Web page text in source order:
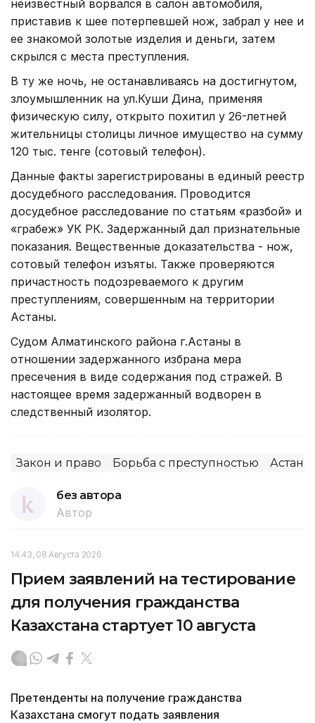
неизвестный ворвался в салон автомобиля,
приставив к шее потерпевшей нож, забрал у нее и
ее знакомой золотые изделия и деньги, затем
скрылся с места преступления.
В ту же ночь, не останавливаясь на достигнутом,
злоумышленник на ул.Куши Дина, применяя
физическую силу, открыто похитил у 26-летней
жительницы столицы личное имущество на сумму
120 тыс. тенге (сотовый телефон).
Данные факты зарегистрированы в единый реестр
досудебного расследования. Проводится
досудебное расследование по статьям «разбой» и
«грабеж» УК РК. Задержанный дал признательные
показания. Вещественные доказательства - нож,
сотовый телефон изъяты. Также проверяются
причастность подозреваемого к другим
преступлениям, совершенным на территории
Астаны.
Cудом Алматинского района г.Астаны в
отношении задержанного избрана мера
пресечения в виде содержания под стражей. В
настоящее время задержанный водворен в
следственный изолятор.
Закон и право Борьба с преступностью Астана
без автора
Автор
14:43, 08 Августа 2026
Прием заявлений на тестирование
для получения гражданства
Казахстана стартует 10 августа
Претенденты на получение гражданства
Казахстана смогут подать заявления